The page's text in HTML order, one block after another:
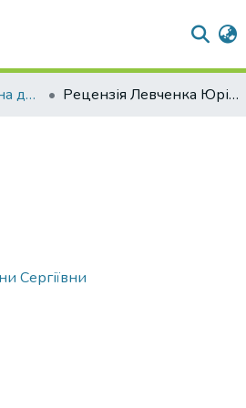
Відгуки та рецензії на дисертацію Кундельської Ірини Сергіївни Рецензія Левченка Юрія Олександровича
Сергіївни